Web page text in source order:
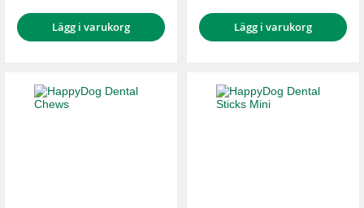
Lägg i varukorg Lägg i varukorg